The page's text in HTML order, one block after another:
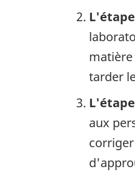
tarder
aux